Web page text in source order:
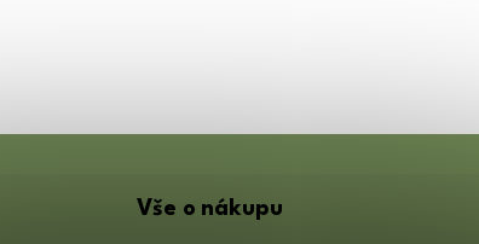
Vše o nákupu